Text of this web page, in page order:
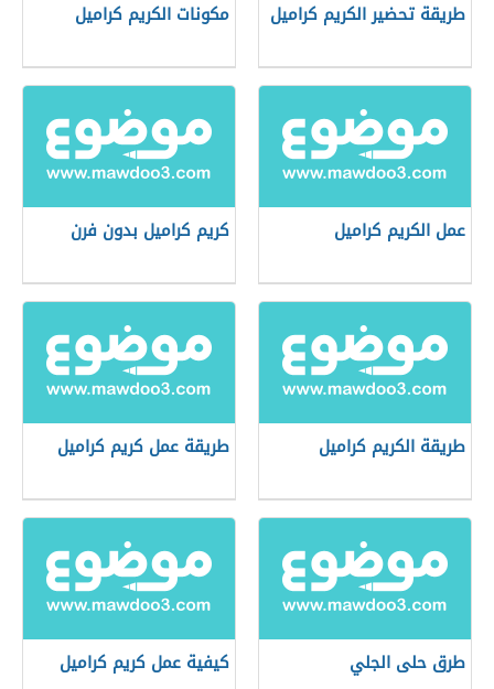
طريقة تحضير الكريم كراميل مكونات الكريم كراميل
عمل الكريم كراميل كريم كراميل بدون فرن
طريقة الكريم كراميل طريقة عمل كريم كراميل
طرق حلى الجلي كيفية عمل كريم كراميل